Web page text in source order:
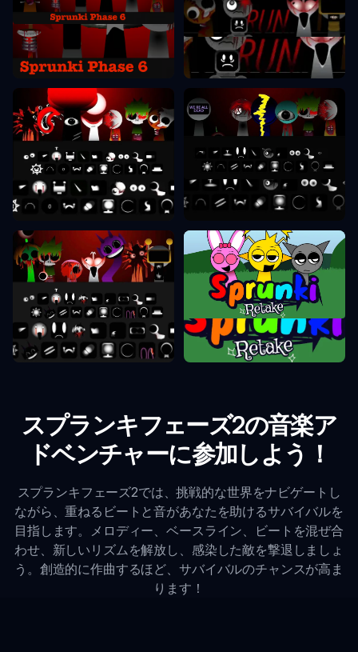
Sprunkiフェーズ6
Sprunkiフェーズ7
Sprunkiフェーズ8 Sprunkiフェーズ9
Sprunkiフェーズ10 Sprunkiリテイク
スプランキフェーズ2の音楽ア
ドベンチャーに参加しよう！
スプランキフェーズ2では、挑戦的な世界をナビゲートし
ながら、重ねるビートと音があなたを助けるサバイバルを
目指します。メロディー、ベースライン、ビートを混ぜ合
わせ、新しいリズムを解放し、感染した敵を撃退しましょ
う。創造的に作曲するほど、サバイバルのチャンスが高ま
ります！